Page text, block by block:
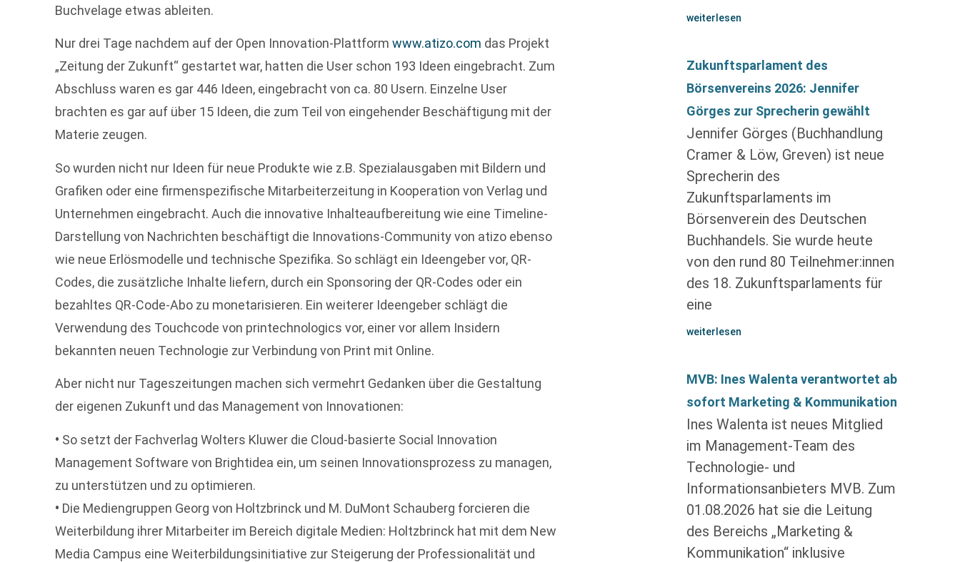
Buchvelage etwas ableiten.
Nur drei Tage nachdem auf der Open Innovation-Plattformwww.atizo.com das Projekt
„Zeitung der Zukunft“ gestartet war, hatten die User schon 193 Ideen eingebracht. Zum
Abschluss waren es gar 446 Ideen, eingebracht von ca. 80 Usern. Einzelne User
brachten es gar auf über 15 Ideen, die zum Teil von eingehender Beschäftigung mit der
Materie zeugen.
So wurden nicht nur Ideen für neue Produkte wie z.B. Spezialausgaben mit Bildern und
Grafiken oder eine firmenspezifische Mitarbeiterzeitung in Kooperation von Verlag und
Unternehmen eingebracht. Auch die innovative Inhalteaufbereitung wie eine Timeline-
Darstellung von Nachrichten beschäftigt die Innovations-Community von atizo ebenso
wie neue Erlösmodelle und technische Spezifika. So schlägt ein Ideengeber vor, QR-
Codes, die zusätzliche Inhalte liefern, durch ein Sponsoring der QR-Codes oder ein
bezahltes QR-Code-Abo zu monetarisieren. Ein weiterer Ideengeber schlägt die
Verwendung des Touchcode von printechnologics vor, einer vor allem Insidern
bekannten neuen Technologie zur Verbindung von Print mit Online.
Aber nicht nur Tageszeitungen machen sich vermehrt Gedanken über die Gestaltung
der eigenen Zukunft und das Management von Innovationen:
• So setzt der Fachverlag Wolters Kluwer die Cloud-basierte Social Innovation
Management Software von Brightidea ein, um seinen Innovationsprozess zu managen,
zu unterstützen und zu optimieren.
• Die Mediengruppen Georg von Holtzbrinck und M. DuMont Schauberg forcieren die
Weiterbildung ihrer Mitarbeiter im Bereich digitale Medien: Holtzbrinck hat mit dem New
Media Campus eine Weiterbildungsinitiative zur Steigerung der Professionalität und
weiterlesen
Zukunftsparlament des
Börsenvereins 2026: Jennifer
Görges zur Sprecherin gewählt
Jennifer Görges (Buchhandlung
Cramer & Löw, Greven) ist neue
Sprecherin des
Zukunftsparlaments im
Börsenverein des Deutschen
Buchhandels. Sie wurde heute
von den rund 80 Teilnehmer:innen
des 18. Zukunftsparlaments für
eine
weiterlesen
MVB: Ines Walenta verantwortet ab
sofort Marketing & Kommunikation
Ines Walenta ist neues Mitglied
im Management-Team des
Technologie- und
Informationsanbieters MVB. Zum
01.08.2026 hat sie die Leitung
des Bereichs „Marketing &
Kommunikation“ inklusive